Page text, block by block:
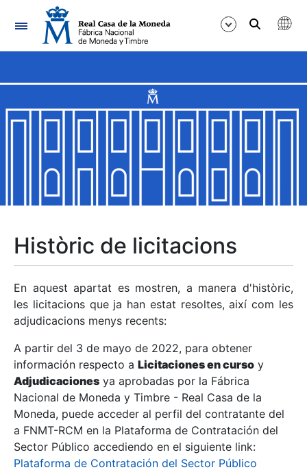
Navegació
Mostra/Amaga
Mostra/Amaga
Mostra/Amaga
Mostra/Amaga
Mostra/Amaga
Històric de licitacions
En aquest apartat es mostren, a manera d'històric,
les licitacions que ja han estat resoltes, així com les
adjudicacions menys recents:
A partir del 3 de mayo de 2022, para obtener
información respecto a Licitaciones en curso y
Adjudicaciones ya aprobadas por la Fábrica
Nacional de Moneda y Timbre - Real Casa de la
Moneda, puede acceder al perfil del contratante del
a FNMT-RCM en la Plataforma de Contratación del
Sector Público accediendo en el siguiente link:
Plataforma de Contratación del Sector Público